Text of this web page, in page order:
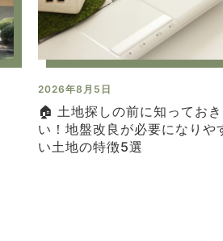
2026年8月5日
🏠 土地探しの前に知ってお
い！地盤改良が必要になりや
い土地の特徴5選